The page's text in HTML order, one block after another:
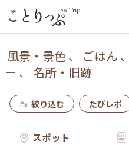
風景・景色、 ごはん 、
ー 、 名所・旧跡
絞り込む たびレポ
スポット